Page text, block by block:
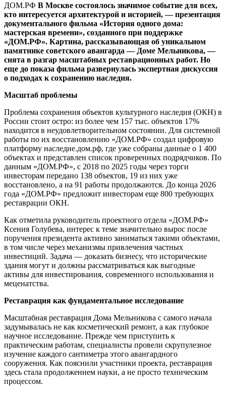
ДОМ.РФ В Москве состоялось значимое событие для всех,
кто интересуется архитектурой и историей, — презентация
документального фильма «История одного дома:
мастерская времени», созданного при поддержке
«ДОМ.РФ». Картина, рассказывающая об уникальном
памятнике советского авангарда — Доме Мельникова, —
снята в разгар масштабных реставрационных работ. Но
еще до показа фильма развернулась экспертная дискуссия
о подходах к сохранению наследия.
Масштаб проблемы
Проблема сохранения объектов культурного наследия (ОКН) в
России стоит остро: из более чем 157 тыс. объектов 17%
находится в неудовлетворительном состоянии. Для системной
работы по их восстановлению «ДОМ.РФ» создал цифровую
платформу наследие.дом.рф, где уже собраны данные о 1 400
объектах и представлен список проверенных подрядчиков. По
данным «ДОМ.РФ», с 2018 по 2025 годы через торги
инвесторам передано 138 объектов, 19 из них уже
восстановлено, а на 91 работы продолжаются. До конца 2026
года «ДОМ.РФ» предложит инвесторам еще 800 требующих
реставрации ОКН.
Как отметила руководитель проектного отдела «ДОМ.РФ»
Ксения Голубева, интерес к теме значительно вырос после
поручения президента активно заниматься такими объектами,
в том числе через механизмы привлечения частных
инвестиций. Задача — доказать бизнесу, что исторические
здания могут и должны рассматриваться как выгодные
активы для инвестирования, современного использования и
меценатства.
Реставрация как фундаментальное исследование
Масштабная реставрация Дома Мельникова с самого начала
задумывалась не как косметический ремонт, а как глубокое
научное исследование. Прежде чем приступить к
практическим работам, специалисты провели скрупулезное
изучение каждого сантиметра этого авангардного
сооружения. Как пояснили участники проекта, реставрация
здесь стала продолжением науки, а не просто техническим
процессом.